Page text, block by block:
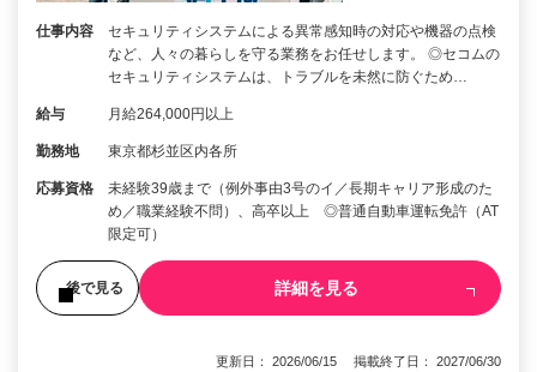
仕事内容
セキュリティシステムによる異常感知時の対応や機器の点検
など、人々の暮らしを守る業務をお任せします。 ◎セコムの
セキュリティシステムは、トラブルを未然に防ぐため…
給与 月給264,000円以上
勤務地 東京都杉並区内各所
応募資格
未経験39歳まで（例外事由3号のイ／長期キャリア形成のた
め／職業経験不問）、高卒以上 ◎普通自動車運転免許（AT
限定可）
後で見る 詳細を見る
更新日： 2026/06/15 掲載終了日： 2027/06/30